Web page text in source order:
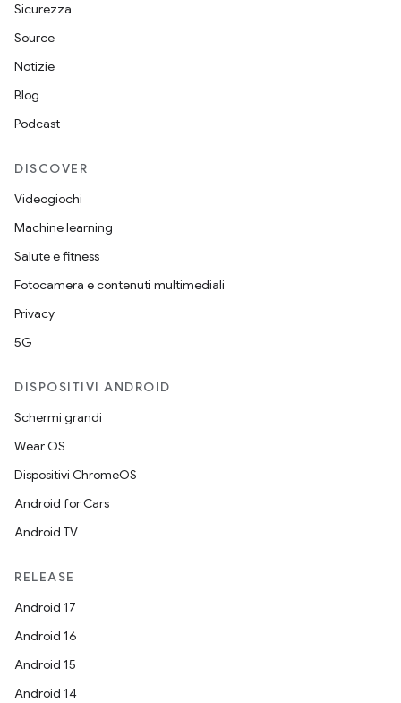
Sicurezza
Source
Notizie
Blog
Podcast
DISCOVER
Videogiochi
Machine learning
Salute e fitness
Fotocamera e contenuti multimediali
Privacy
5G
DISPOSITIVI ANDROID
Schermi grandi
Wear OS
Dispositivi ChromeOS
Android for Cars
Android TV
RELEASE
Android 17
Android 16
Android 15
Android 14